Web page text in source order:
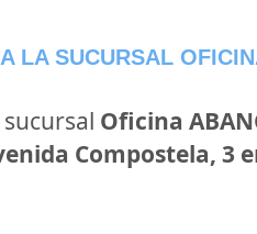
LA SUCURSAL
Oficina
Compostela, 3